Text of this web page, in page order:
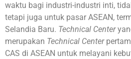
waktu bagi industri-industri inti,
tetapi juga untuk pasar ASEAN,
Selandia Baru. Technical Center
merupakan Technical Center
CAS di ASEAN untuk melayani